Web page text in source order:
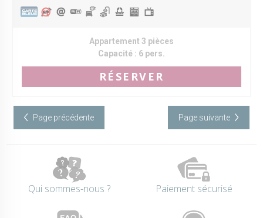
Appartement 3 pièces
Capacité : 6 pers.
RÉSERVER
Page précédente Page suivante
Qui sommes-nous ? Paiement sécurisé